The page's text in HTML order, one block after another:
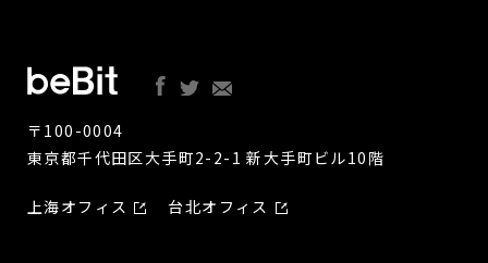
〒100-0004
東京都千代田区大手町2-2-1 新大手町ビル10階
上海オフィス 台北オフィス